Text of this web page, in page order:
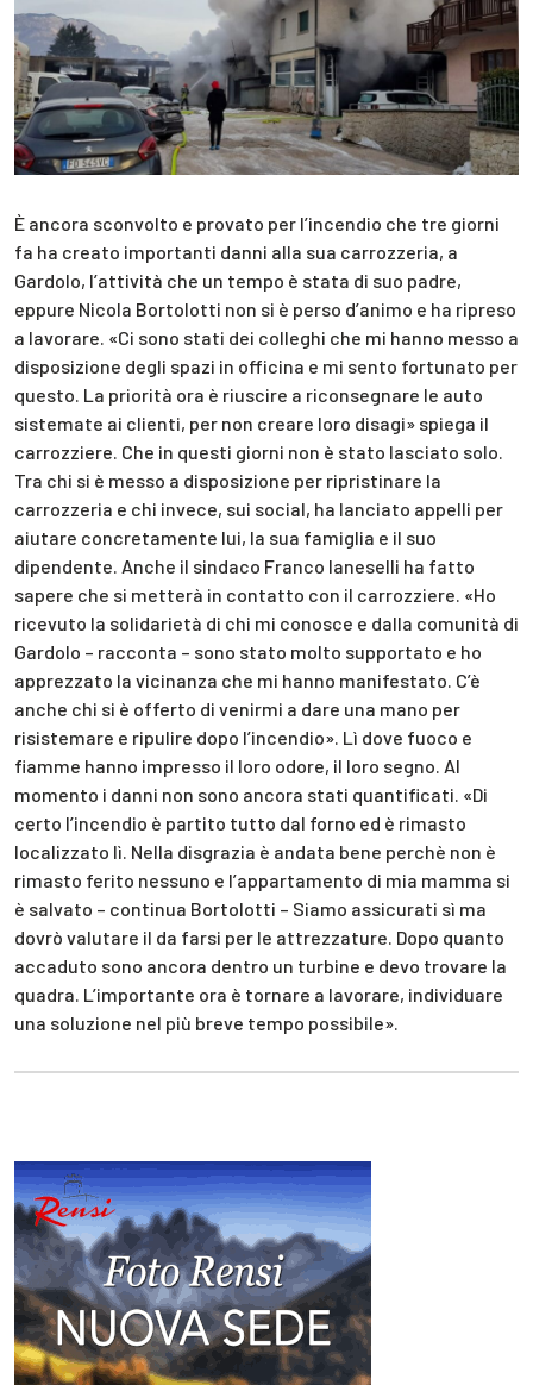
È ancora sconvolto e provato per l’incendio che tre giorni
fa ha creato importanti danni alla sua carrozzeria, a
Gardolo, l’attività che un tempo è stata di suo padre,
eppure Nicola Bortolotti non si è perso d’animo e ha ripreso
a lavorare. «Ci sono stati dei colleghi che mi hanno messo a
disposizione degli spazi in officina e mi sento fortunato per
questo. La priorità ora è riuscire a riconsegnare le auto
sistemate ai clienti, per non creare loro disagi» spiega il
carrozziere. Che in questi giorni non è stato lasciato solo.
Tra chi si è messo a disposizione per ripristinare la
carrozzeria e chi invece, sui social, ha lanciato appelli per
aiutare concretamente lui, la sua famiglia e il suo
dipendente. Anche il sindaco Franco Ianeselli ha fatto
sapere che si metterà in contatto con il carrozziere. «Ho
ricevuto la solidarietà di chi mi conosce e dalla comunità di
Gardolo – racconta – sono stato molto supportato e ho
apprezzato la vicinanza che mi hanno manifestato. C’è
anche chi si è offerto di venirmi a dare una mano per
risistemare e ripulire dopo l’incendio». Lì dove fuoco e
fiamme hanno impresso il loro odore, il loro segno. Al
momento i danni non sono ancora stati quantificati. «Di
certo l’incendio è partito tutto dal forno ed è rimasto
localizzato lì. Nella disgrazia è andata bene perchè non è
rimasto ferito nessuno e l’appartamento di mia mamma si
è salvato – continua Bortolotti – Siamo assicurati sì ma
dovrò valutare il da farsi per le attrezzature. Dopo quanto
accaduto sono ancora dentro un turbine e devo trovare la
quadra. L’importante ora è tornare a lavorare, individuare
una soluzione nel più breve tempo possibile».